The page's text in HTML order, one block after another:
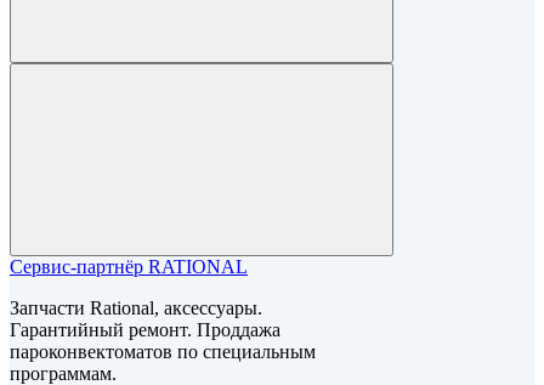
Сервис-партнёр RATIONAL
Запчасти Rational, аксессуары.
Гарантийный ремонт. Проддажа
пароконвектоматов по специальным
программам.